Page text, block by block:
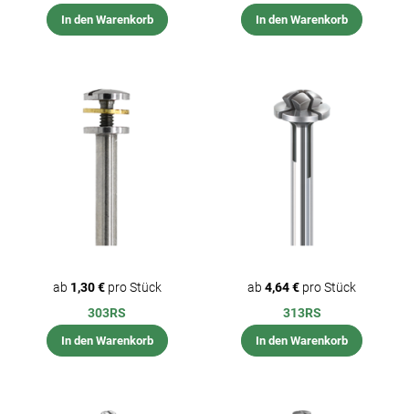
In den Warenkorb In den Warenkorb
ab 1,30 €pro Stück
303RS
In den Warenkorb
ab4,64 € pro Stück
313RS
In den Warenkorb